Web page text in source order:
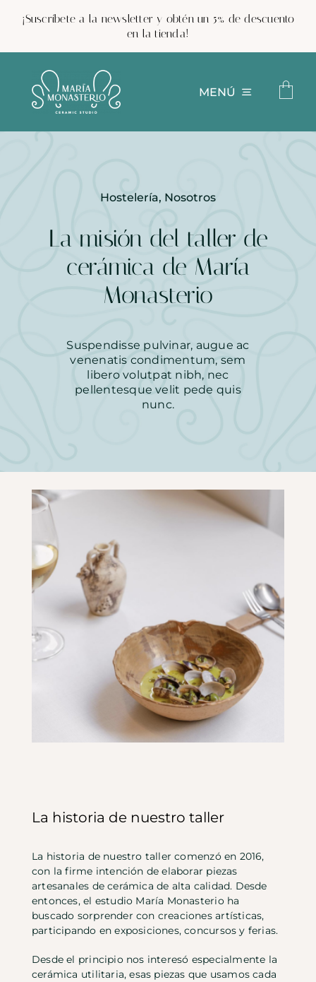
¡Suscríbete a la newsletter y obtén un 5% de descuento
en la tienda!
MENÚ
Proyectos
Trabaja con nosotros
Clases de cerámica
Hostelería, Nosotros
La misión del taller de
cerámica de María
Monasterio
Suspendisse pulvinar, augue ac
venenatis condimentum, sem
libero volutpat nibh, nec
pellentesque velit pede quis
nunc.
La historia de nuestro taller
La historia de nuestro taller comenzó en 2016,
con la firme intención de elaborar piezas
artesanales de cerámica de alta calidad. Desde
entonces, el estudio María Monasterio ha
buscado sorprender con creaciones artísticas,
participando en exposiciones, concursos y ferias.
Desde el principio nos interesó especialmente la
cerámica utilitaria, esas piezas que usamos cada